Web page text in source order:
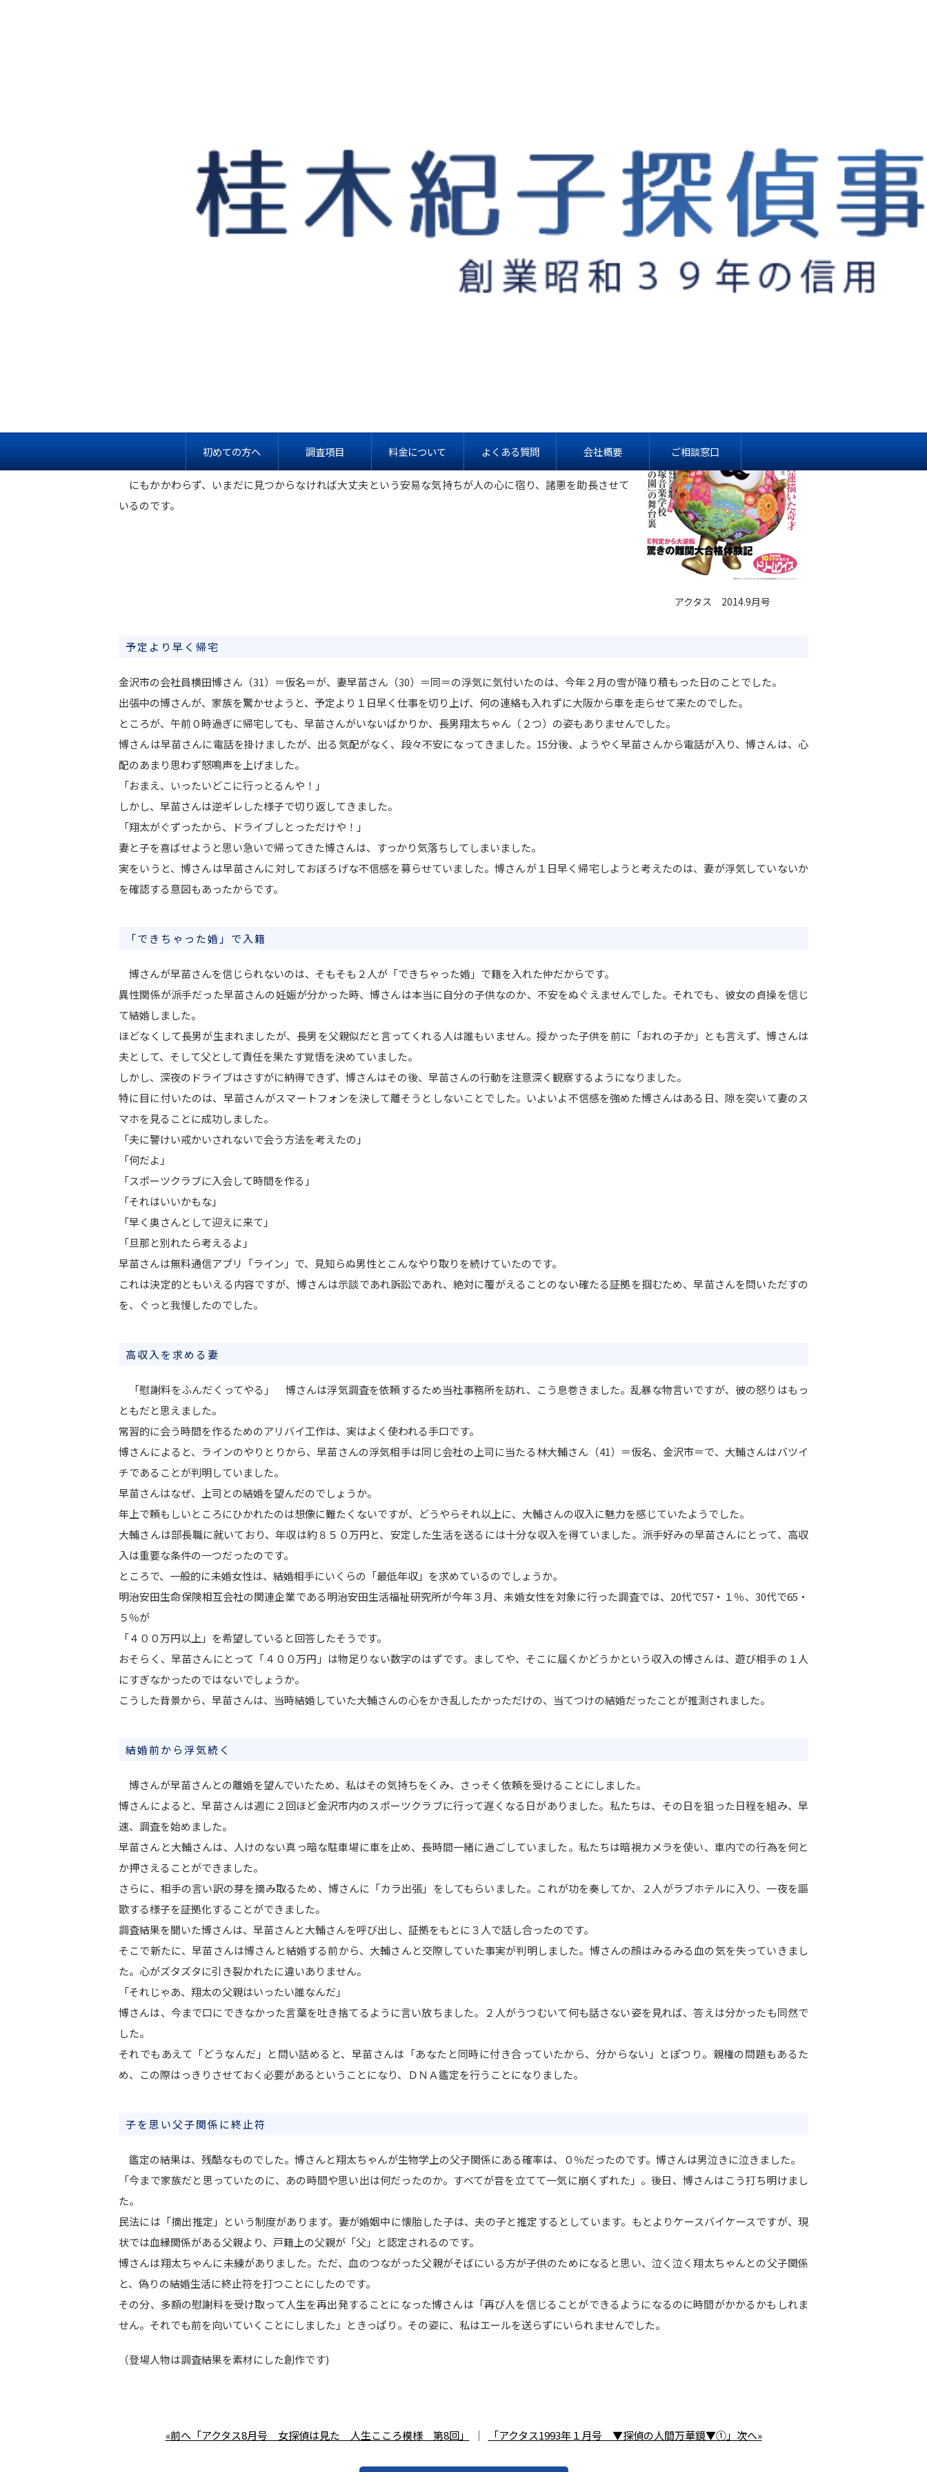
初めての方へ 調査項目 料金について よくある質問 会社概要 ご相談窓口
メディア掲載実績
桂木紀子探偵事務所｜石川県金沢市､富山にて浮気調査を中心に活動する興信所 > アクタス9月号 女探偵は見た 人生こころ模様 第9回
アクタス9月号 女探偵は見た 人生こころ模様 第9回
アクタス 2014.9月号
にもかかわらず、いまだに見つからなければ大丈夫という安易な気持ちが人の心に宿り、諸悪を助長させて
いるのです。
予定より早く帰宅
金沢市の会社員横田博さん（31）＝仮名＝が、妻早苗さん（30）＝同＝の浮気に気付いたのは、今年２月の雪が降り積もった日のことでした。
出張中の博さんが、家族を驚かせようと、予定より１日早く仕事を切り上げ、何の連絡も入れずに大阪から車を走らせて来たのでした。
ところが、午前０時過ぎに帰宅しても、早苗さんがいないばかりか、長男翔太ちゃん（２つ）の姿もありませんでした。
博さんは早苗さんに電話を掛けましたが、出る気配がなく、段々不安になってきました。15分後、ようやく早苗さんから電話が入り、博さんは、心
配のあまり思わず怒鳴声を上げました。
「おまえ、いったいどこに行っとるんや！」
しかし、早苗さんは逆ギレした様子で切り返してきました。
「翔太がぐずったから、ドライブしとっただけや！」
妻と子を喜ばせようと思い急いで帰ってきた博さんは、すっかり気落ちしてしまいました。
実をいうと、博さんは早苗さんに対しておぼろげな不信感を募らせていました。博さんが１日早く帰宅しようと考えたのは、妻が浮気していないか
を確認する意図もあったからです。
「できちゃった婚」で入籍
博さんが早苗さんを信じられないのは、そもそも２人が「できちゃった婚」で籍を入れた仲だからです。
異性関係が派手だった早苗さんの妊娠が分かった時、博さんは本当に自分の子供なのか、不安をぬぐえませんでした。それでも、彼女の貞操を信じ
て結婚しました。
ほどなくして長男が生まれましたが、長男を父親似だと言ってくれる人は誰もいません。授かった子供を前に「おれの子か」とも言えず、博さんは
夫として、そして父として責任を果たす覚悟を決めていました。
しかし、深夜のドライブはさすがに納得できず、博さんはその後、早苗さんの行動を注意深く観察するようになりました。
特に目に付いたのは、早苗さんがスマートフォンを決して離そうとしないことでした。いよいよ不信感を強めた博さんはある日、隙を突いて妻のス
マホを見ることに成功しました。
「夫に警けい戒かいされないで会う方法を考えたの」
「何だよ」
「スポーツクラブに入会して時間を作る」
「それはいいかもな」
「早く奥さんとして迎えに来て」
「旦那と別れたら考えるよ」
早苗さんは無料通信アプリ「ライン」で、見知らぬ男性とこんなやり取りを続けていたのです。
これは決定的ともいえる内容ですが、博さんは示談であれ訴訟であれ、絶対に覆がえることのない確たる証拠を掴むため、早苗さんを問いただすの
を、ぐっと我慢したのでした。
高収入を求める妻
「慰謝料をふんだくってやる」 博さんは浮気調査を依頼するため当社事務所を訪れ、こう息巻きました。乱暴な物言いですが、彼の怒りはもっ
ともだと思えました。
常習的に会う時間を作るためのアリバイ工作は、実はよく使われる手口です。
博さんによると、ラインのやりとりから、早苗さんの浮気相手は同じ会社の上司に当たる林大輔さん（41）＝仮名、金沢市＝で、大輔さんはバツイ
チであることが判明していました。
早苗さんはなぜ、上司との結婚を望んだのでしょうか。
年上で頼もしいところにひかれたのは想像に難たくないですが、どうやらそれ以上に、大輔さんの収入に魅力を感じていたようでした。
大輔さんは部長職に就いており、年収は約８５０万円と、安定した生活を送るには十分な収入を得ていました。派手好みの早苗さんにとって、高収
入は重要な条件の一つだったのです。
ところで、一般的に未婚女性は、結婚相手にいくらの「最低年収」を求めているのでしょうか。
明治安田生命保険相互会社の関連企業である明治安田生活福祉研究所が今年３月、未婚女性を対象に行った調査では、20代で57・１％、30代で65・
５％が
「４００万円以上」を希望していると回答したそうです。
おそらく、早苗さんにとって「４００万円」は物足りない数字のはずです。ましてや、そこに届くかどうかという収入の博さんは、遊び相手の１人
にすぎなかったのではないでしょうか。
こうした背景から、早苗さんは、当時結婚していた大輔さんの心をかき乱したかっただけの、当てつけの結婚だったことが推測されました。
結婚前から浮気続く
博さんが早苗さんとの離婚を望んでいたため、私はその気持ちをくみ、さっそく依頼を受けることにしました。
博さんによると、早苗さんは週に２回ほど金沢市内のスポーツクラブに行って遅くなる日がありました。私たちは、その日を狙った日程を組み、早
速、調査を始めました。
早苗さんと大輔さんは、人けのない真っ暗な駐車場に車を止め、長時間一緒に過ごしていました。私たちは暗視カメラを使い、車内での行為を何と
か押さえることができました。
さらに、相手の言い訳の芽を摘み取るため、博さんに「カラ出張」をしてもらいました。これが功を奏してか、２人がラブホテルに入り、一夜を謳
歌する様子を証拠化することができました。
調査結果を聞いた博さんは、早苗さんと大輔さんを呼び出し、証拠をもとに３人で話し合ったのです。
そこで新たに、早苗さんは博さんと結婚する前から、大輔さんと交際していた事実が判明しました。博さんの顔はみるみる血の気を失っていきまし
た。心がズタズタに引き裂かれたに違いありません。
「それじゃあ、翔太の父親はいったい誰なんだ」
博さんは、今まで口にできなかった言葉を吐き捨てるように言い放ちました。２人がうつむいて何も話さない姿を見れば、答えは分かったも同然で
した。
それでもあえて「どうなんだ」と問い詰めると、早苗さんは「あなたと同時に付き合っていたから、分からない」とぽつり。親権の問題もあるた
め、この際はっきりさせておく必要があるということになり、ＤＮＡ鑑定を行うことになりました。
子を思い父子関係に終止符
鑑定の結果は、残酷なものでした。博さんと翔太ちゃんが生物学上の父子関係にある確率は、０％だったのです。博さんは男泣きに泣きました。
「今まで家族だと思っていたのに、あの時間や思い出は何だったのか。すべてが音を立てて一気に崩くずれた」。後日、博さんはこう打ち明けまし
た。
民法には「摘出推定」という制度があります。妻が婚姻中に懐胎した子は、夫の子と推定するとしています。もとよりケースバイケースですが、現
状では血縁関係がある父親より、戸籍上の父親が「父」と認定されるのです。
博さんは翔太ちゃんに未練がありました。ただ、血のつながった父親がそばにいる方が子供のためになると思い、泣く泣く翔太ちゃんとの父子関係
と、偽りの結婚生活に終止符を打つことにしたのです。
その分、多額の慰謝料を受け取って人生を再出発することになった博さんは「再び人を信じることができるようになるのに時間がかかるかもしれま
せん。それでも前を向いていくことにしました」ときっぱり。その姿に、私はエールを送らずにいられませんでした。
（登場人物は調査結果を素材にした創作です)
«前へ「アクタス8月号 女探偵は見た 人生こころ模様 第8回」 ｜ 「アクタス1993年１月号 ▼探偵の人間万華鏡▼①」次へ»